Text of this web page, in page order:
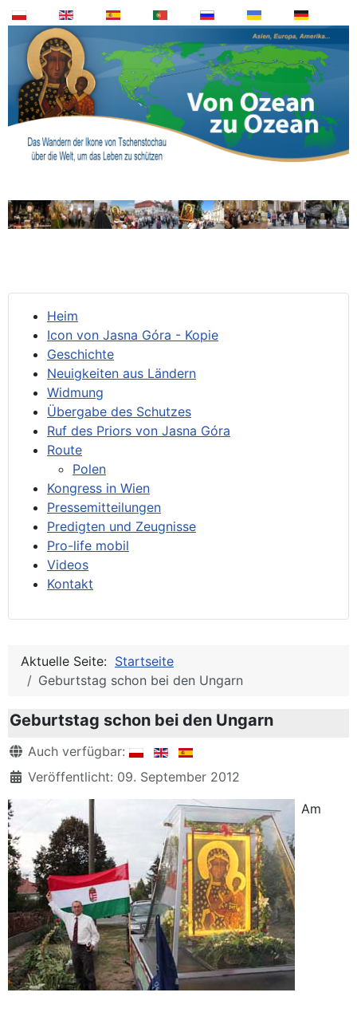
Heim
Icon von Jasna Góra - Kopie
Geschichte
Neuigkeiten aus Ländern
Widmung
Übergabe des Schutzes
Ruf des Priors von Jasna Góra
Route
Polen
Kongress in Wien
Pressemitteilungen
Predigten und Zeugnisse
Pro-life mobil
Videos
Kontakt
Aktuelle Seite: Startseite
Geburtstag schon bei den Ungarn
Geburtstag schon bei den Ungarn
DetailsAuch verfügbar:
Veröffentlicht: 09. September 2012
Am